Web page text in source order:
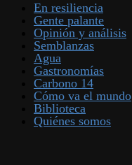
En resiliencia
Gente palante
Opinión y análisis
Semblanzas
Agua
Gastronomías
Carbono 14
Cómo va el mundo
Biblioteca
Quiénes somos